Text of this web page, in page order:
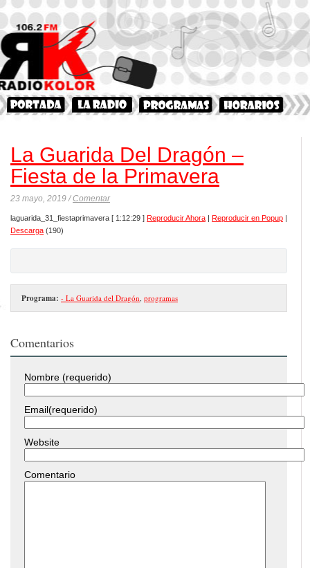
La Guarida Del Dragón –
Fiesta de la Primavera
23 mayo, 2019 /Comentar
laguarida_31_fiestaprimavera [ 1:12:29 ] Reproducir Ahora | Reproducir en Popup |
Descarga (190)
Programa: - La Guarida del Dragón, programas
Comentarios
Nombre (requerido)
Email(requerido)
Website
Comentario